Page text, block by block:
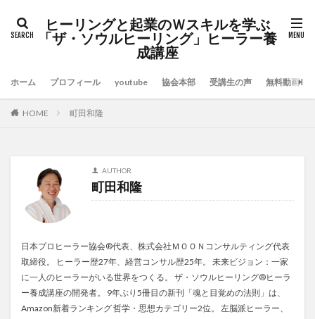
ヒーリングと起業のＷスキルを学ぶ
「ザ・ソウルヒーリング」ヒーラー養
成講座
ホーム プロフィール youtube 協会本部 受講生の声 無料動画セ
HOME 町田和隆
AUTHOR
町田和隆
日本プロヒーラー協会®代表、株式会社ＭＯＯＮコンサルティング代表
取締役。 ヒーラー歴27年、経営コンサル歴25年。 未来ビジョン：一家
に一人のヒーラーがいる世界をつくる。 ザ・ソウルヒーリング®ヒーラ
ー養成講座の開発者。 9年ぶり5冊目の新刊「魂と目覚めの法則」は、
Amazon新着ランキング 哲学・思想カテゴリー2位。 左脳派ヒーラー、